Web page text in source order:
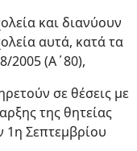
και διανύουν
αυτά, κατά τα
2005 (Α΄80),
σε θέσεις με
της θητείας
1η Σεπτεμβρίου